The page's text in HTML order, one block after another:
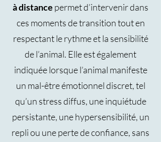
à distance permet d’intervenir dans
ces moments de transition tout en
respectant le rythme et la sensibilité
de l’animal. Elle est également
indiquée lorsque l’animal manifeste
un mal-être émotionnel discret, tel
qu’un stress diffus, une inquiétude
persistante, une hypersensibilité, un
repli ou une perte de confiance, sans